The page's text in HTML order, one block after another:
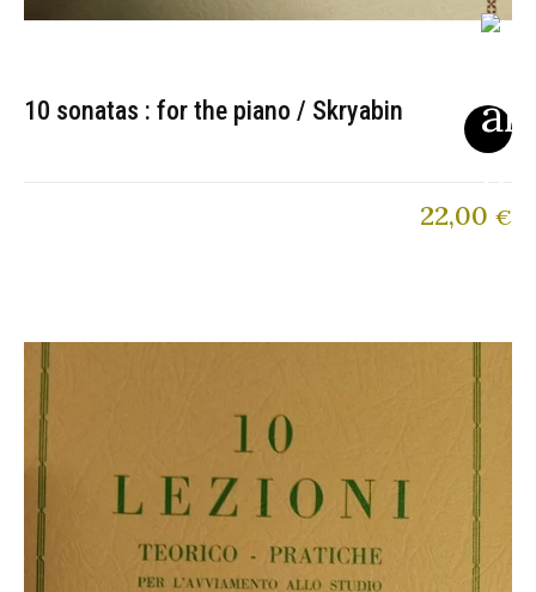
10 sonatas : for the piano / Skryabin
22,00 €